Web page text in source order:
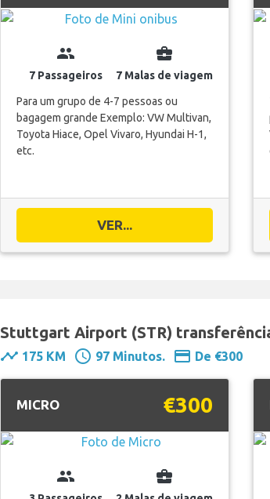
group
7 Passageiros
business_center
7 Malas de viagem
Para um grupo de 4-7 pessoas ou
bagagem grande Exemplo: VW Multivan,
Toyota Hiace, Opel Vivaro, Hyundai H-1,
etc.
VER...
Stuttgart Airport (STR)
timeline 175 KM schedule 97 Minutos. payment De €300
MICRO €300
group business_center